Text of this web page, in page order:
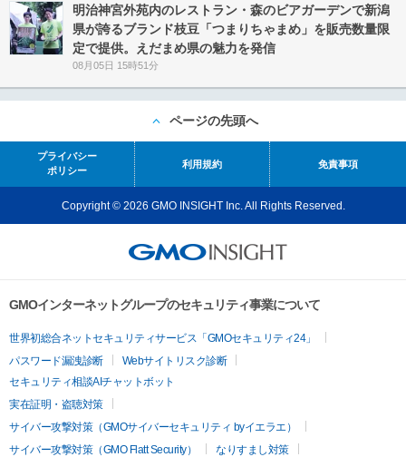
明治神宮外苑内のレストラン・森のビアガーデンで新潟
県が誇るブランド枝豆「つまりちゃまめ」を販売数量限
定で提供。えだまめ県の魅力を発信
08月05日 15時51分
ページの先頭へ
プライバシー
ポリシー
利用規約 免責事項
Copyright © 2026 GMO INSIGHT Inc. All Rights Reserved.
GMOインターネットグループのセキュリティ事業について
世界初総合ネットセキュリティサービス「GMOセキュリティ24」
パスワード漏洩診断
Webサイトリスク診断
セキュリティ相談AIチャットボット
実在証明・盗聴対策
サイバー攻撃対策（GMOサイバーセキュリティ byイエラエ）
サイバー攻撃対策（GMO Flatt Security）
なりすまし対策